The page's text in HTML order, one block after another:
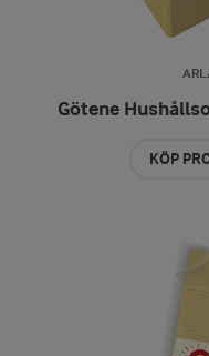
Götene
KÖP